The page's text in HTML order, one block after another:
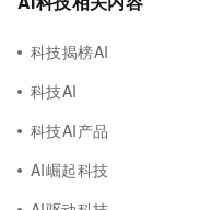
科技揭榜AI
科技AI
科技AI产品
AI崛起科技